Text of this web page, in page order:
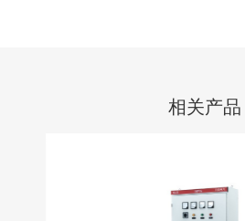
相关产品